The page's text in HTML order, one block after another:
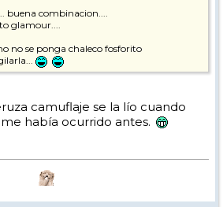
buena combinacion....
glamour....
no se ponga chaleco fosforito
camuflaje se la lío cuando
había ocurrido antes.